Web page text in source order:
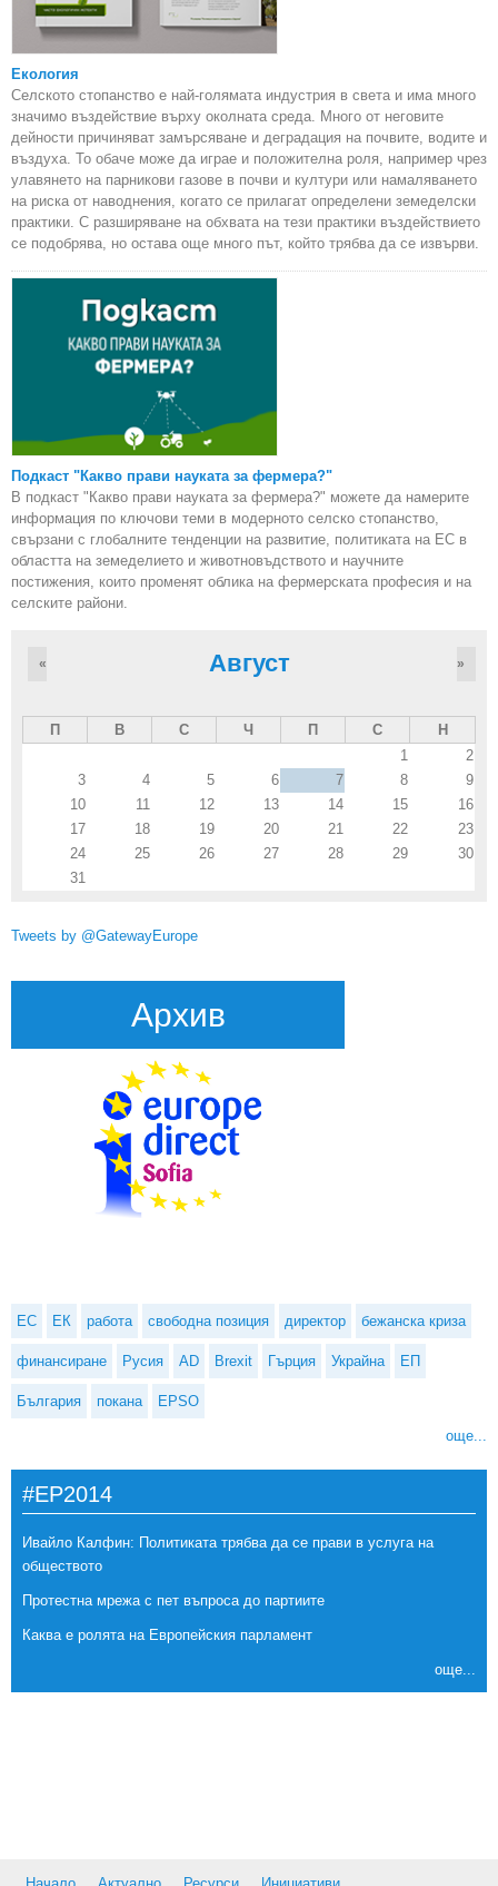
Екология
Селското стопанство е най-голямата индустрия в света и има много
значимо въздействие върху околната среда. Много от неговите
дейности причиняват замърсяване и деградация на почвите, водите и
въздуха. То обаче може да играе и положителна роля, например чрез
улавянето на парникови газове в почви и култури или намаляването
на риска от наводнения, когато се прилагат определени земеделски
практики. С разширяване на обхвата на тези практики въздействието
се подобрява, но остава още много път, който трябва да се извърви.
Подкаст "Какво прави науката за фермера?"
В подкаст "Какво прави науката за фермера?" можете да намерите
информация по ключови теми в модерното селско стопанство,
свързани с глобалните тенденции на развитие, политиката на ЕС в
областта на земеделието и животновъдството и научните
постижения, които променят облика на фермерската професия и на
селските райони.
Август
« »
П В С Ч П С
Н
1
2
3
4 5 6 7 8
9
10
11 12 13 14 15
16
17
18 19 20 21 22
23
24
25 26 27 28 29
30
31
Tweets by @GatewayEurope
Архив
ЕС ЕК работа свободна позиция директор бежанска криза
финансиране Русия AD Brexit Гърция Украйна ЕП
България покана EPSO
още...
#EP2014
Ивайло Калфин: Политиката трябва да се прави в услуга на
обществото
Протестна мрежа с пет въпроса до партиите
Каква е ролята на Европейския парламент
още...